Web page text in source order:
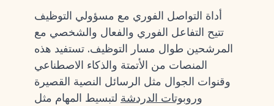
أداة التواصل الفوري مع مسؤولي التوظيف
تتيح التفاعل الفوري والفعال والشخصي مع
المرشحين طوال مسار التوظيف. تستفيد هذه
المنصات من الأتمتة والذكاء الاصطناعي
وقنوات الجوال مثل الرسائل النصية القصيرة
وروبوتات الدردشة لتبسيط المهام مثل